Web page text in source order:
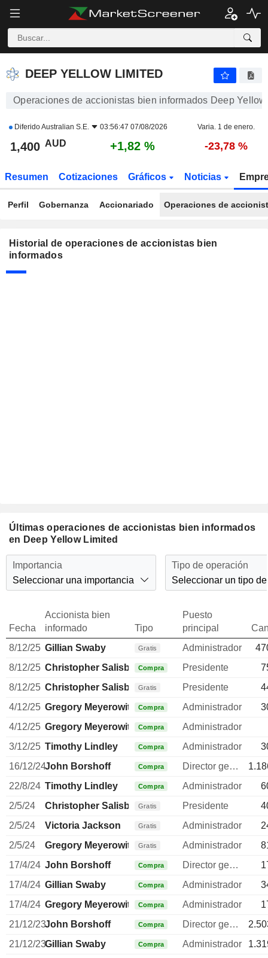
DEEP YELLOW LIMITED
DEEP YELLOW LIMITED
Operaciones de accionistas bien informados Deep
DiferidoAustralian S.E. 03:56:47 07/08/2026 Varia. 1 de enero.
1,400 AUD +1,82 % -23,78 %
Resumen Cotizaciones Gráficos Noticias
Perfil Gobernanza Accionariado Operaciones de
Historial de operaciones de accionistas bien
informados
Últimas operaciones de accionistas bien informados
en Deep Yellow Limited
Importancia
Seleccionar una importancia
Tipo de operación
Seleccionar un tipo
Fecha
Accionista bien
informado
Tipo
Puesto
principal
8/12/25 Gillian Swaby Gratis Administrador
8/12/25 Christopher SalisburyCompra Presidente
8/12/25 Christopher SalisburyGratis Presidente
4/12/25 Gregory Meyerowitz Compra Administrador
4/12/25 Gregory Meyerowitz Compra
Administrador
3/12/25 Timothy Lindley Compra Administrador
16/12/24John Borshoff Compra Director general
22/8/24 Timothy Lindley Compra Administrador
2/5/24
Christopher SalisburyGratis Presidente
2/5/24
Victoria Jackson Gratis Administrador
2/5/24
Gregory Meyerowitz Gratis Administrador
17/4/24 John Borshoff Compra Director general
17/4/24 Gillian Swaby Compra Administrador
17/4/24 Gregory Meyerowitz Compra Administrador
21/12/23John Borshoff Compra Director general
21/12/23Gillian Swaby Compra Administrador